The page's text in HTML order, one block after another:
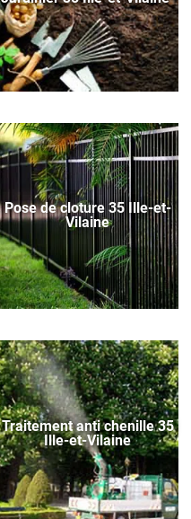
Pose de cloture 35 Ille-et-
Vilaine
Traitement anti chenille 35
Ille-et-Vilaine